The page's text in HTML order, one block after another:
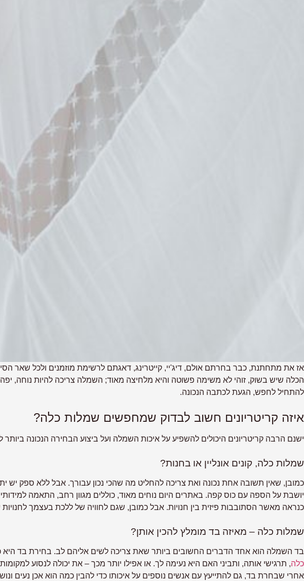
אז את מתחתנת, כבר בחרתם אולם, דיג'יי, קייטרינג, דאגתם לרשימת מוזמנים ולכל שאר
הכלה שיש בשוק, זוהי לא משימה פשוטה והיא מלחיצה מאוד; השמלה צריכה להיות נוחה,
להתחיל לחפש, הגעת לכתבה הנכונה.
איזה קריטריונים חשוב לבדוק שמחפשים שמלות כלה?
ישנם הרבה קריטריונים היכולים להשפיע על איכות השמלה ועל ביצוע הבחירה הנכונה
שמלות כלה, קונים אונליין או בחנות?
כמובן, שאין תשובה אחת נכונה ואת צריכה להחליט מה שהכי נכון עבורך. אבל ללא ספק יש
יושבת על הספה עם כוס קפה. באתרים היום נוחים מאוד, כוללים מגוון רחב, התאמה
כנראה מאשר הסתובבות פיזית בין חנויות. אבל כמובן, שגם לחוויה של ללכת בעצמך לחנויות
שמלות כלה – מאיזה בד מומלץ להכין אותן?
בד השמלה הוא אחד הדברים החשובים ביותר שאת צריכה לשים אליהם לב. בחירת בד
כלה, תרגישי אותה, ותביני האם היא נעימה לך. או אפילו יותר מכך – את יכולה לנסוע
אחרי שבחרת בד, גם להתייעץ עם אנשים נוספים על איכותו כדי להבין כמה הוא אכן נעים